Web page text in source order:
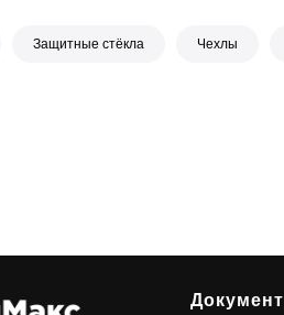
Защитные стёкла Чехлы